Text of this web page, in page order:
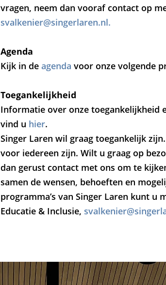
vragen, neem dan vooraf contact op
svalkenier@singerlaren.nl.
Agenda
Kijk in de agenda voor onze volgende
Toegankelijkheid
Informatie over onze
vind u hier.
Singer Laren wil graag toegankelijk
voor iedereen zijn. Wilt u graag op
dan gerust contact met ons om te
samen de wensen, behoeften en
programma’s van Singer Laren kunt u
Educatie & Inclusie,